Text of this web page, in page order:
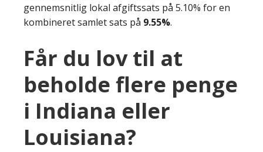
gennemsnitlig lokal afgiftssats på 5.10% for en
kombineret samlet sats på 9.55%.
Får du lov til at
beholde flere penge
i Indiana eller
Louisiana?